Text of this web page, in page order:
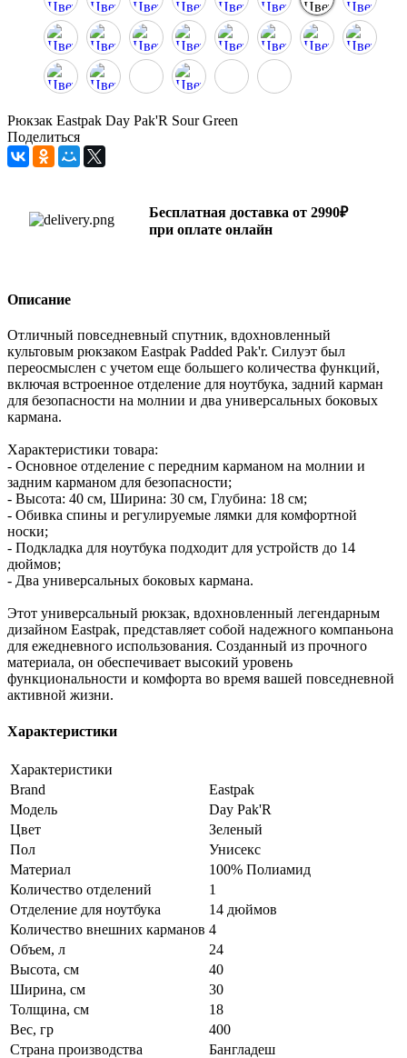
Рюкзак Eastpak Day Pak'R Sour Green
Поделиться
Бесплатная доставка от 2990₽
при оплате онлайн
Описание
Отличный повседневный спутник, вдохновленный
культовым рюкзаком Eastpak Padded Pak'r. Силуэт был
переосмыслен с учетом еще большего количества функций,
включая встроенное отделение для ноутбука, задний карман
для безопасности на молнии и два универсальных боковых
кармана.
Характеристики товара:
- Основное отделение с передним карманом на молнии и
задним карманом для безопасности;
- Высота: 40 см, Ширина: 30 см, Глубина: 18 см;
- Обивка спины и регулируемые лямки для комфортной
носки;
- Подкладка для ноутбука подходит для устройств до 14
дюймов;
- Два универсальных боковых кармана.
Этот универсальный рюкзак, вдохновленный легендарным
дизайном Eastpak, представляет собой надежного компаньона
для ежедневного использования. Созданный из прочного
материала, он обеспечивает высокий уровень
функциональности и комфорта во время вашей повседневной
активной жизни.
Характеристики
Характеристики
Brand
Eastpak
Модель
Day Pak'R
Цвет
Зеленый
Пол
Унисекс
Материал
100% Полиамид
Количество отделений
1
Отделение для ноутбука
14 дюймов
Количество внешних карманов 4
Объем, л
24
Высота, см
40
Ширина, см
30
Толщина, см
18
Вес, гр
400
Страна производства
Бангладеш